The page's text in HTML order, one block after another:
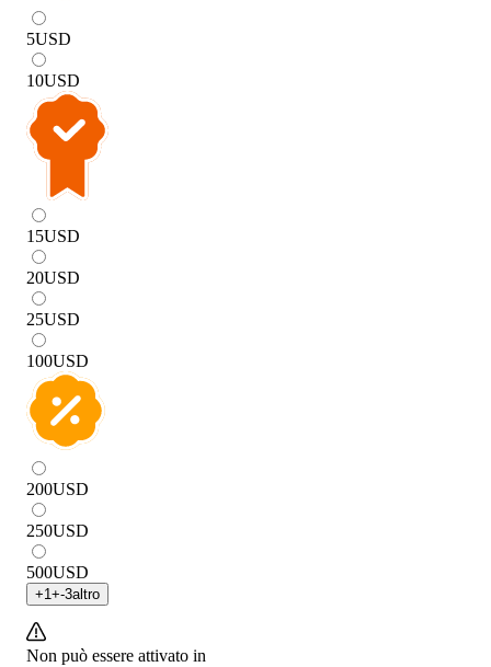
5USD
10USD
15USD
20USD
25USD
100USD
200USD
250USD
500USD
+1 +-3altro
Non può essere attivato in